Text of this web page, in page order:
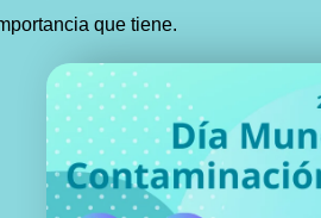
que tiene.